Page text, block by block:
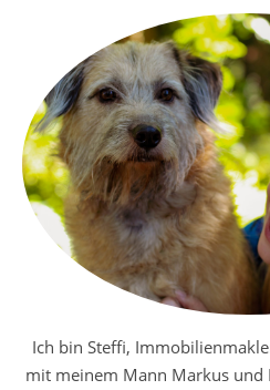
Ich bin Steffi,
mit meinem Mann Markus und